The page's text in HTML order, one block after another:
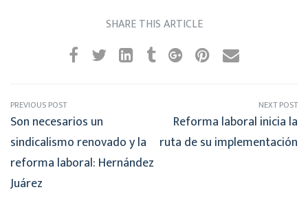
SHARE THIS ARTICLE
PREVIOUS POST
Son necesarios un
sindicalismo renovado y la
reforma laboral: Hernández
Juárez
NEXT POST
Reforma laboral inicia la
ruta de su implementación